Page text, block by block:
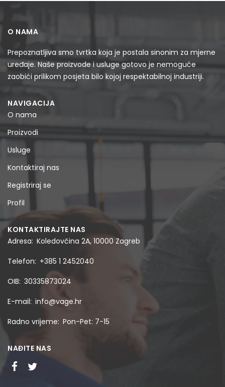
O NAMA
Prepoznatljiva smo tvrtka koja je postala sinonim za mjerne
uređaje. Naše proizvode i usluge gotovo je nemoguće
zaobići prilikom posjeta bilo kojoj respektabilnoj industriji.
NAVIGACIJA
O nama
Proizvodi
Usluge
Kontaktiraj nas
Registriraj se
Profil
KONTAKTIRAJTE NAS
Adresa Koledovčina 2A, 10000 Zagreb
Telefon +385 1 2452040
OIB 30335873024
E-mail info@vage.hr
Radno vrijeme Pon-Pet: 7-15
NAĐITE NAS